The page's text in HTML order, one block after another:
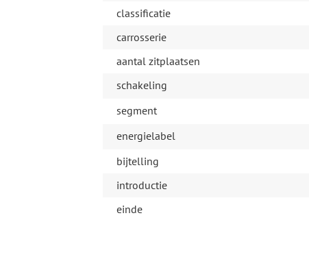
classificatie
carrosserie
aantal zitplaatsen
schakeling
segment
energielabel
bijtelling
introductie
einde